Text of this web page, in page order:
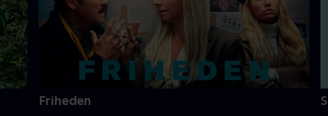
Friheden